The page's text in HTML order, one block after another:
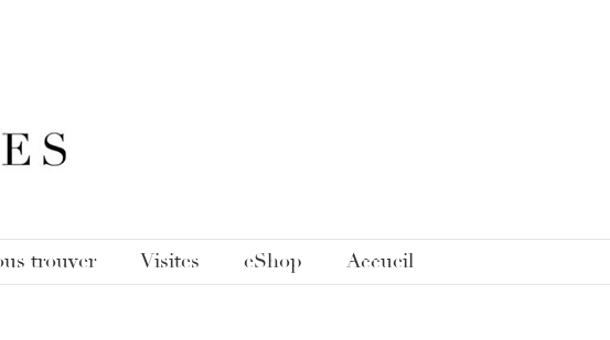
trouver Visites eShop Accueil